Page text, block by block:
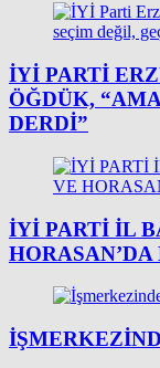
İYİ PARTI
ÖĞDÜK,
DERDI”
İYİ PARTİ İL